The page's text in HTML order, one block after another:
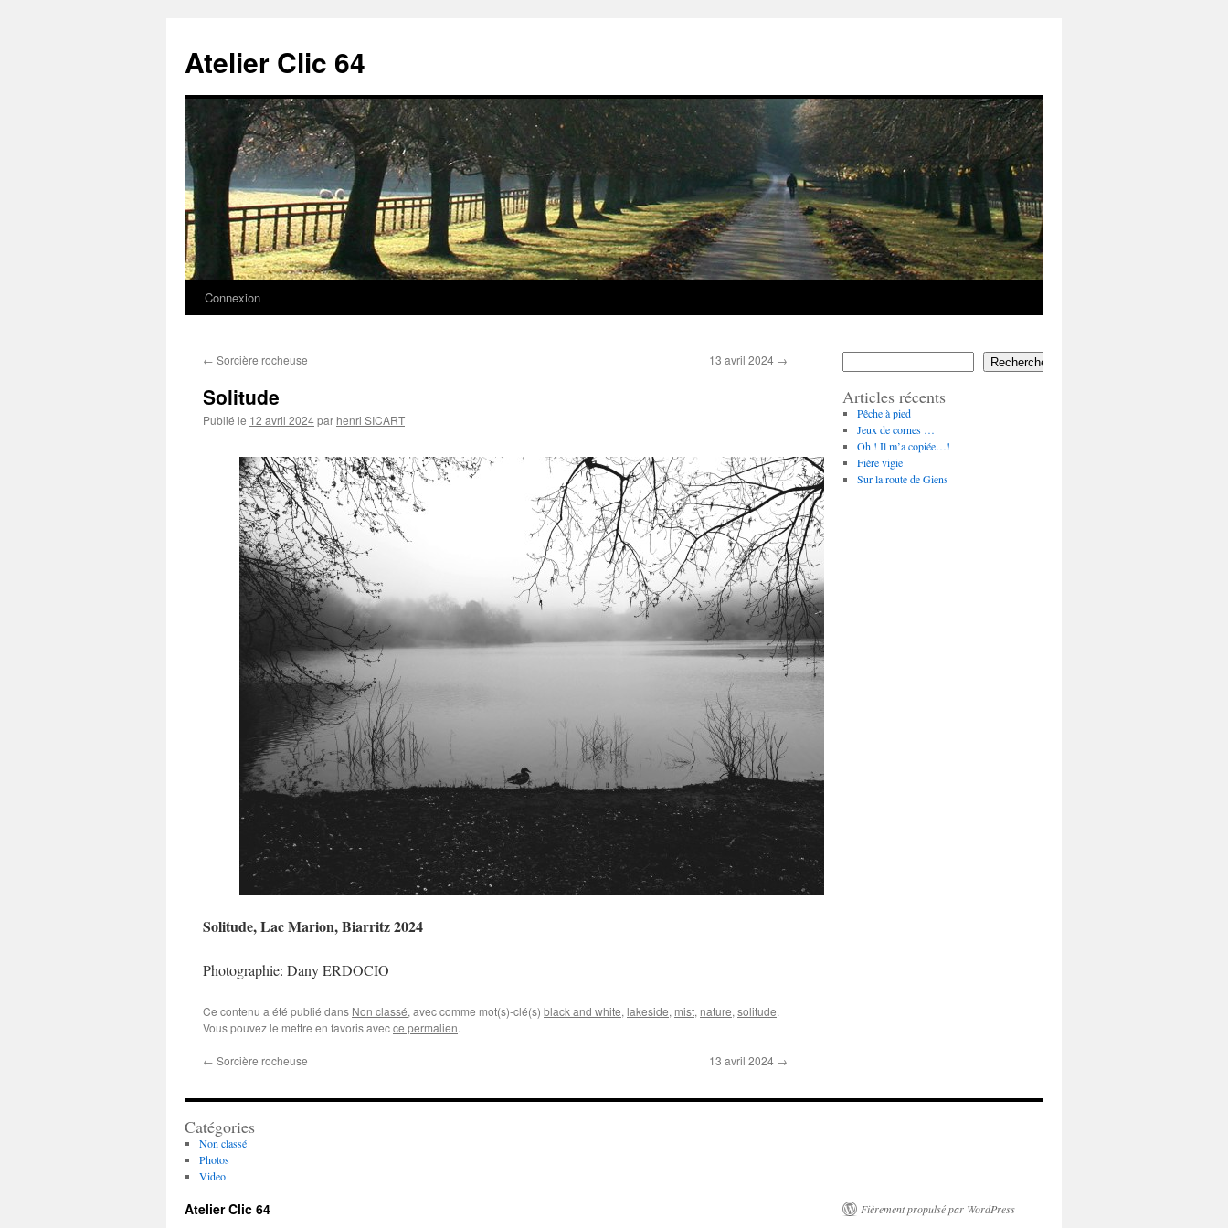
contenu
Atelier Clic 64
Connexion
← Sorcière rocheuse 13 avril 2024 →
Solitude
Publié le 12 avril 2024par henri SICART
Solitude, Lac Marion, Biarritz 2024
Photographie: Dany ERDOCIO
Ce contenu a été publié dans Non classé, avec comme mot(s)-clé(s) black and white, lakeside, mist, nature, solitude.
Vous pouvez le mettre en favoris avecce permalien.
← Sorcière rocheuse 13 avril 2024 →
Rechercher
Articles récents
Pêche à pied
Jeux de cornes …
Oh ! Il m’a copiée…!
Fière vigie
Sur la route de Giens
Catégories
Non classé
Photos
Video
Atelier Clic 64 Fièrement propulsé par WordPress